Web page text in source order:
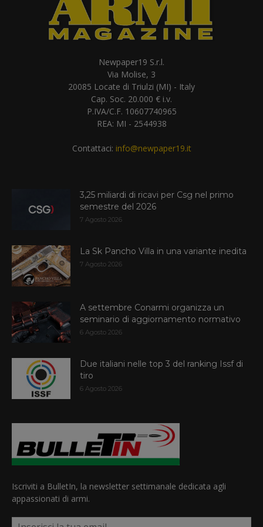
Newpaper19 S.r.l.
Via Molise, 3
20085 Locate di Triulzi (MI) - Italy
Cap. Soc. 20.000 € i.v.
P.IVA/C.F. 10607740965
REA: MI - 2544938
Contattaci: info@newpaper19.it
3,25 miliardi di ricavi per Csg nel primo
semestre del 2026
7 Agosto 2026
La Sk Pancho Villa in una variante inedita
7 Agosto 2026
A settembre Conarmi organizza un
seminario di aggiornamento normativo
6 Agosto 2026
Due italiani nelle top 3 del ranking Issf di
tiro
6 Agosto 2026
Iscriviti a BulletIn, la newsletter settimanale dedicata agli
appassionati di armi.